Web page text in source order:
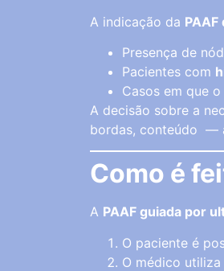
A indicação da
Presença de
Pacientes com
Casos em que
A decisão sobre a
bordas, conteúdo —
Como é
A PAAF guiada por
O paciente é
O médico